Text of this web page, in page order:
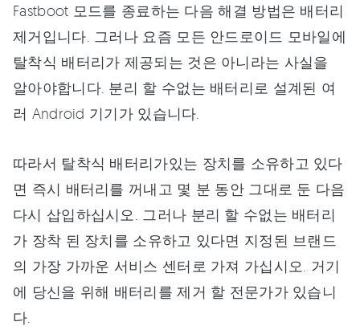
Fastboot 모드를 종료하는 다음 해결 방법은 배터리
제거입니다. 그러나 요즘 모든 안드로이드 모바일에
탈착식 배터리가 제공되는 것은 아니라는 사실을
알아야합니다. 분리 할 수없는 배터리로 설계된 여
러 Android 기기가 있습니다.
따라서 탈착식 배터리가있는 장치를 소유하고 있다
면 즉시 배터리를 꺼내고 몇 분 동안 그대로 둔 다음
다시 삽입하십시오. 그러나 분리 할 수없는 배터리
가 장착 된 장치를 소유하고 있다면 지정된 브랜드
의 가장 가까운 서비스 센터로 가져 가십시오. 거기
에 당신을 위해 배터리를 제거 할 전문가가 있습니
다.